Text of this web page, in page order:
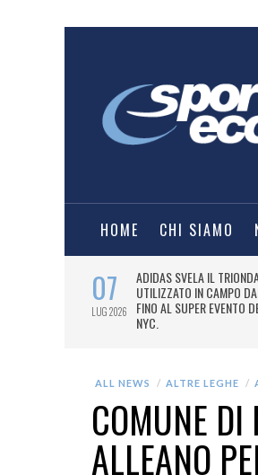
HOME CHI SIAMO
07
LUG 2026
ADIDAS SVELA IL
UTILIZZATO IN CAMPO
FINO AL SUPER EVENTO
NYC.
ALL NEWS ALTRE LEGHE
COMUNE
ALLEANO